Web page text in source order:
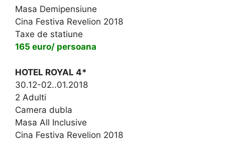
Masa Demipensiune
Cina Festiva Revelion 2018
Taxe de statiune
165 euro/ persoana
HOTEL ROYAL 4*
30.12-02..01.2018
2 Adulti
Camera dubla
Masa All Inclusive
Cina Festiva Revelion 2018